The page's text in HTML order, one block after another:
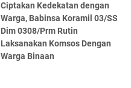
Ciptakan Kedekatan dengan
Warga, Babinsa Koramil 03/SS
Dim 0308/Prm Rutin
Laksanakan Komsos Dengan
Warga Binaan